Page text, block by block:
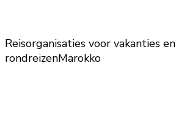
Reisorganisaties voor vakanties en
rondreizenMarokko